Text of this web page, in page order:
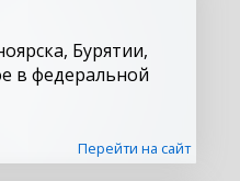
Бурятии,
в федеральной
Перейти на сайт